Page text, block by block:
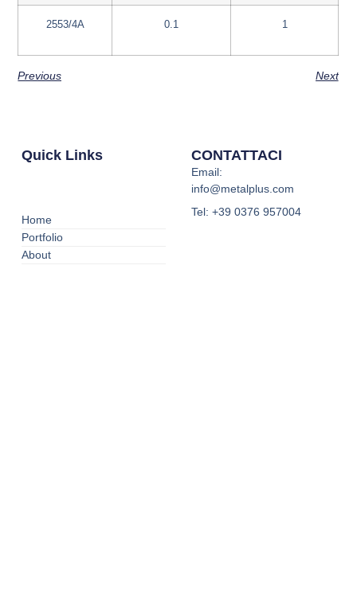
2553/4A 0.1 1
Previous Next
Quick Links
Home
Portfolio
About
CONTATTACI
Email:
info@metalplus.com
Tel: +39 0376 957004